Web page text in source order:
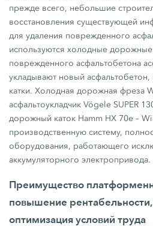
прежде всего, небольшие
восстановления существующей
для удаления поврежденного
используются холодные
поврежденного асфальтобетона
укладывают новый
катки. Холодная дорожная фреза
асфальтоукладчик Vögele SUPER
дорожный каток Hamm HX 70e –
производственную систему,
оборудования, работающего
аккумуляторного электропривода.
Преимущество
повышение
оптимизация условий труда